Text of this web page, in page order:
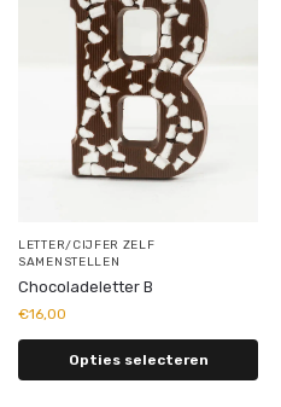
LETTER/CIJFER ZELF
SAMENSTELLEN
Chocoladeletter B
€16,00
Opties selecteren